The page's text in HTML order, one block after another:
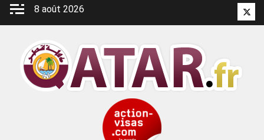
Aller
8 août 2026